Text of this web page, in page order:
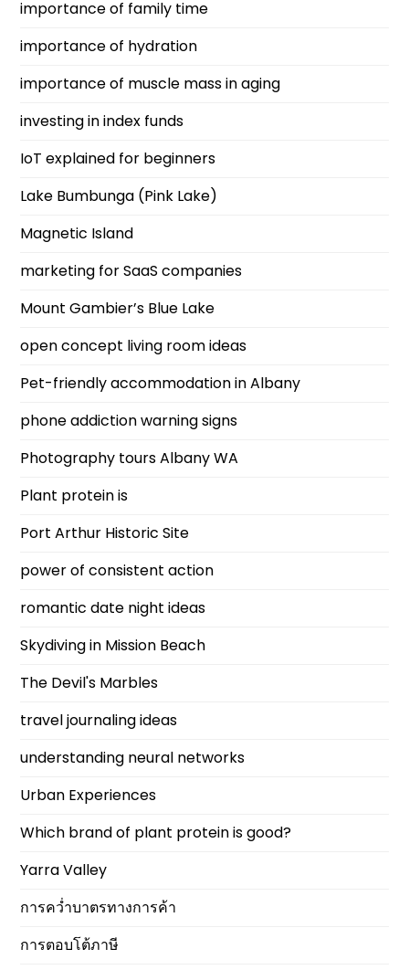
importance of family time
importance of hydration
importance of muscle mass in aging
investing in index funds
IoT explained for beginners
Lake Bumbunga (Pink Lake)
Magnetic Island
marketing for SaaS companies
Mount Gambier’s Blue Lake
open concept living room ideas
Pet-friendly accommodation in Albany
phone addiction warning signs
Photography tours Albany WA
Plant protein is
Port Arthur Historic Site
power of consistent action
romantic date night ideas
Skydiving in Mission Beach
The Devil's Marbles
travel journaling ideas
understanding neural networks
Urban Experiences
Which brand of plant protein is good?
Yarra Valley
การคว่ำบาตรทางการค้า
การตอบโต้ภาษี